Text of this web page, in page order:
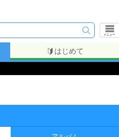
メニュー
はじめて